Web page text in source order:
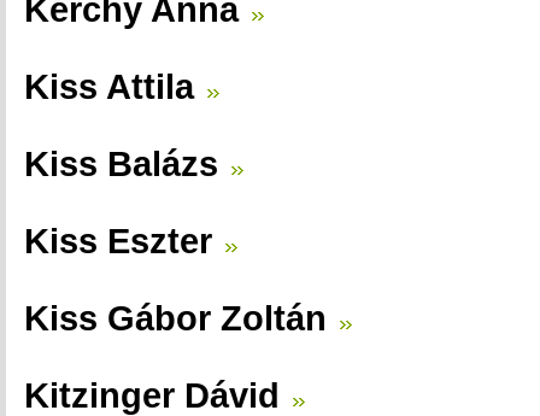
Kérchy Anna
Kiss Attila
Kiss Balázs
Kiss Eszter
Kiss Gábor Zoltán
Kitzinger Dávid